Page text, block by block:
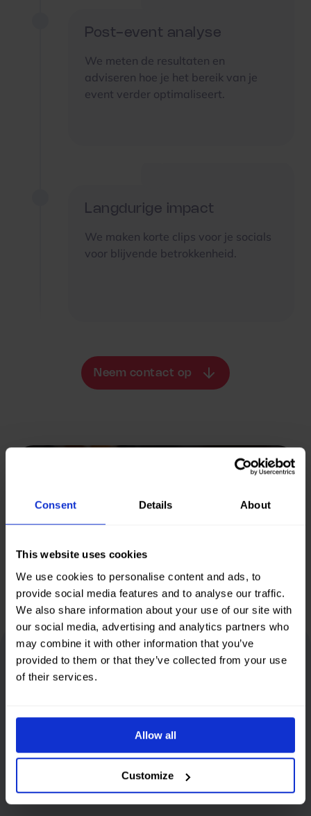
Consent Details About
This website uses cookies
We use cookies to personalise content and ads, to
provide social media features and to analyse our traffic.
We also share information about your use of our site with
our social media, advertising and analytics partners who
may combine it with other information that you’ve
provided to them or that they’ve collected from your use
of their services.
Allow all
Customize
Post-event analyse
We meten de resultaten en
adviseren hoe je het bereik van je
event verder optimaliseert.
Langdurige impact
We maken korte clips voor je socials
voor blijvende betrokkenheid.
Neem contact op
—zonder stress